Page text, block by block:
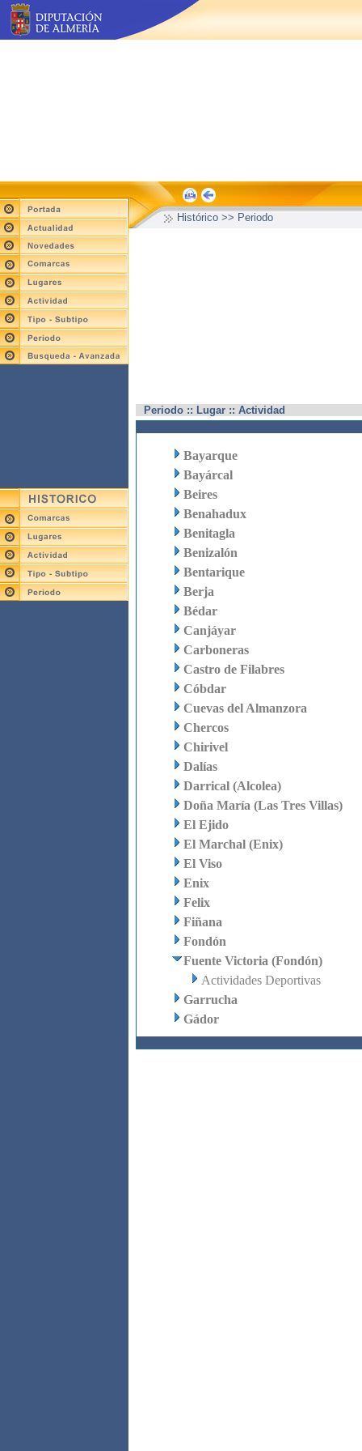
Histórico >> Periodo
Periodo :: Lugar :: Actividad
Bayarque
Bayárcal
Beires
Benahadux
Benitagla
Benizalón
Bentarique
Berja
Bédar
Canjáyar
Carboneras
Castro de Filabres
Cóbdar
Cuevas del Almanzora
Chercos
Chirivel
Dalías
Darrical (Alcolea)
Doña María (Las Tres Villas)
El Ejido
El Marchal (Enix)
El Viso
Enix
Felix
Fiñana
Fondón
Fuente Victoria (Fondón)
Actividades Deportivas
Garrucha
Gádor